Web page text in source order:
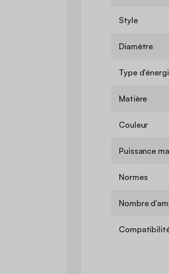
Style
Diamètre
Type
Matière
Couleur
Puissance
Normes
Nombre